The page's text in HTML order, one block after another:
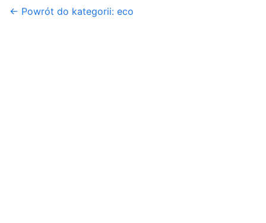
← Powrót do kategorii: eco